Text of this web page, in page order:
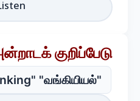
குறிப்பேடு
"வங்கியியல்"